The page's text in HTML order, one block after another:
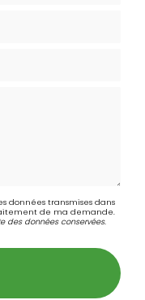
données transmises dans
de ma demande.
des données conservées.